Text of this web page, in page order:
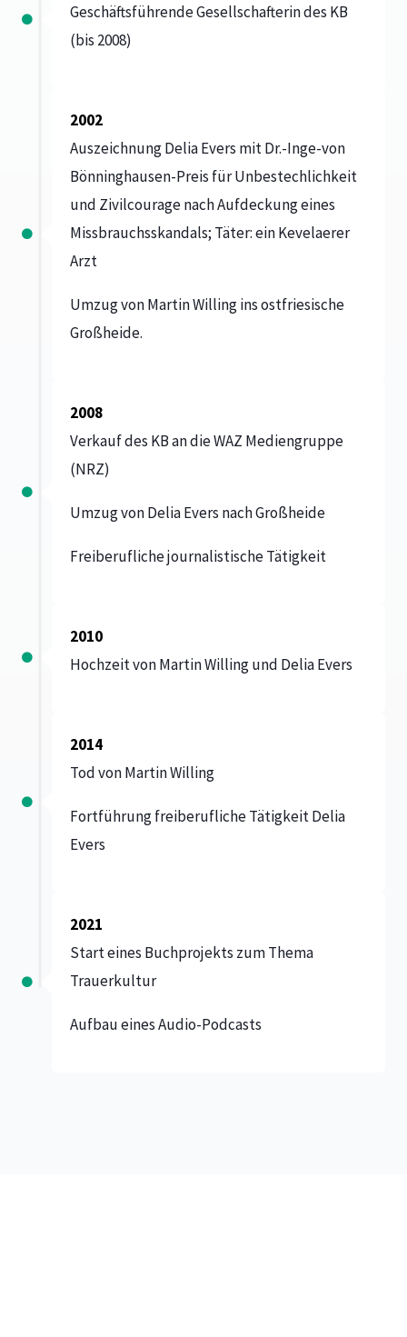
Geschäftsführende Gesellschafterin des KB
(bis 2008)
2002
Auszeichnung Delia Evers mit Dr.-Inge-von
Bönninghausen-Preis für Unbestechlichkeit
und Zivilcourage nach Aufdeckung eines
Missbrauchsskandals; Täter: ein Kevelaerer
Arzt
Umzug von Martin Willing ins ostfriesische
Großheide.
2008
Verkauf des KB an die WAZ Mediengruppe
(NRZ)
Umzug von Delia Evers nach Großheide
Freiberufliche journalistische Tätigkeit
2010
Hochzeit von Martin Willing und Delia Evers
2014
Tod von Martin Willing
Fortführung freiberufliche Tätigkeit Delia
Evers
2021
Start eines Buchprojekts zum Thema
Trauerkultur
Aufbau eines Audio-Podcasts